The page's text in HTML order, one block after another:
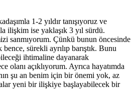
1-2 yıldır tanışıyoruz ve
ilişkim ise yaklaşık 3 yıl sürdü.
sanmıyorum. Çünkü bunun öncesinde
sürekli ayrılıp barıştık. Bunu
ihtimaline dayanarak
olanı açıklıyorum. Ayrıca hayatımda
şu an benim için bir önemi yok, az
yeni bir ilişkiye başlayabilecek bir